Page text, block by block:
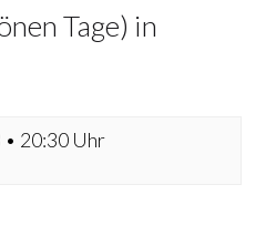
Tage) in
• 20:30 Uhr